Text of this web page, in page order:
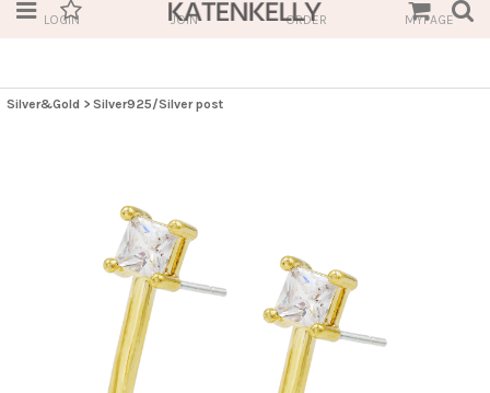
LOGIN JOIN ORDER MYPAGE
Silver&Gold > Silver925/Silver post